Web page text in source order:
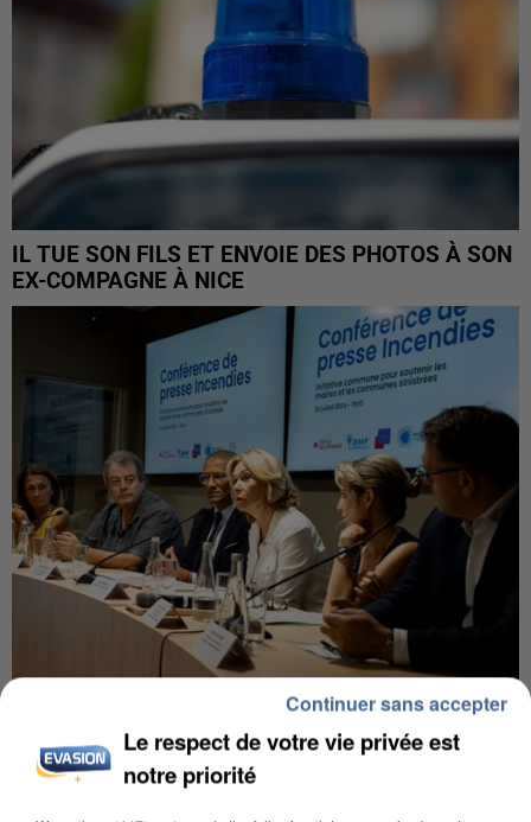
IL TUE SON FILS ET ENVOIE DES PHOTOS À SON
EX-COMPAGNE À NICE
INCENDIES : L’ÎLE-DE-FRANCE LANCE UN ÉLAN
DE SOLIDARITÉ AVEC LES...
Le respect de votre vie privée est
notre priorité
Continuer sans accepter